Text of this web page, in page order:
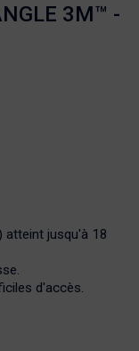
3M™ -
atteint jusqu'à 18
d'accès.